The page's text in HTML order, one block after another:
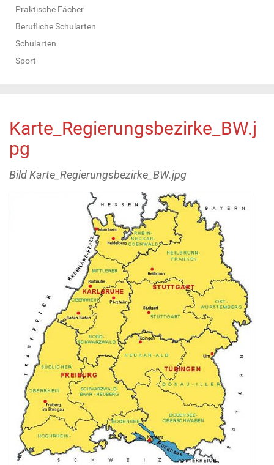
Praktische Fächer
Berufliche Schularten
Schularten
Sport
Karte_Regierungsbezirke_BW.j
pg
Bild Karte_Regierungsbezirke_BW.jpg